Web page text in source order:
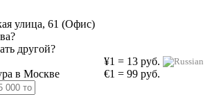
улица, 61 (Офис)
другой?
¥1 = 13 руб.
€1 = 99 руб.
в Москве